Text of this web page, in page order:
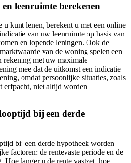
leenruimte berekenen
u kunt lenen, berekent u met een online
van uw leenruimte op basis van
en lopende leningen. Ook de
van de woning spelen een
rekening met uw maximale
mee dat de uitkomst een indicatie
omdat persoonlijke situaties, zoals
erfpacht, niet altijd worden
bij een derde
bij een derde hypotheek worden
factoren: de rentevaste periode en de
Hoe langer u de rente vastzet, hoe